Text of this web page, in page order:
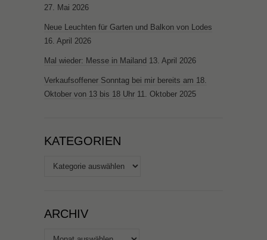
27. Mai 2026
Neue Leuchten für Garten und Balkon von Lodes
16. April 2026
Mal wieder: Messe in Mailand 13. April 2026
Verkaufsoffener Sonntag bei mir bereits am 18.
Oktober von 13 bis 18 Uhr 11. Oktober 2025
KATEGORIEN
Kategorien
ARCHIV
Archiv